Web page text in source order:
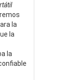
la
la
la